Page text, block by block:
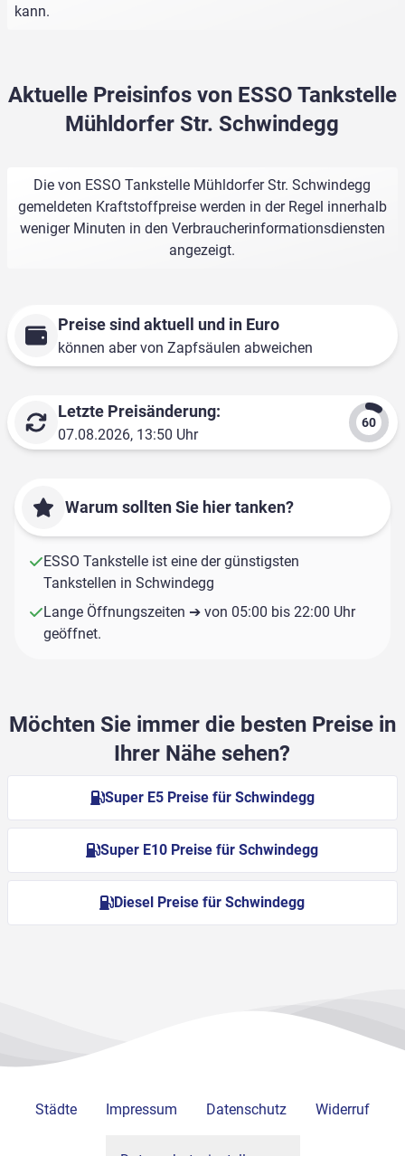
kann.
Aktuelle Preisinfos von ESSO Tankstelle
Mühldorfer Str. Schwindegg
Die von ESSO Tankstelle Mühldorfer Str. Schwindegg
gemeldeten Kraftstoffpreise werden in der Regel innerhalb
weniger Minuten in den Verbraucherinformationsdiensten
angezeigt.
Preise sind aktuell und in Euro
können aber von Zapfsäulen abweichen
Letzte Preisänderung:
07.08.2026, 13:50 Uhr
Warum sollten Sie hier tanken?
ESSO Tankstelle ist eine der günstigsten
Tankstellen in Schwindegg
Lange Öffnungszeiten ➔ von 05:00 bis 22:00 Uhr
geöffnet.
Möchten Sie immer die besten Preise in
Ihrer Nähe sehen?
Super E5 Preise für Schwindegg
Super E10 Preise für Schwindegg
Diesel Preise für Schwindegg
Städte Impressum Datenschutz Widerruf